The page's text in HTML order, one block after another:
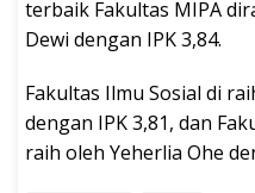
terbaik Fakultas MIPA
Dewi dengan IPK 3,84.
Fakultas Ilmu Sosial di
dengan IPK 3,81, dan
raih oleh Yeherlia Ohe